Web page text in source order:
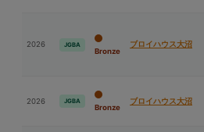
2026 JGBA
Bronze
ブロイハウス⼤沼
2026 JGBA
Bronze
ブロイハウス⼤沼